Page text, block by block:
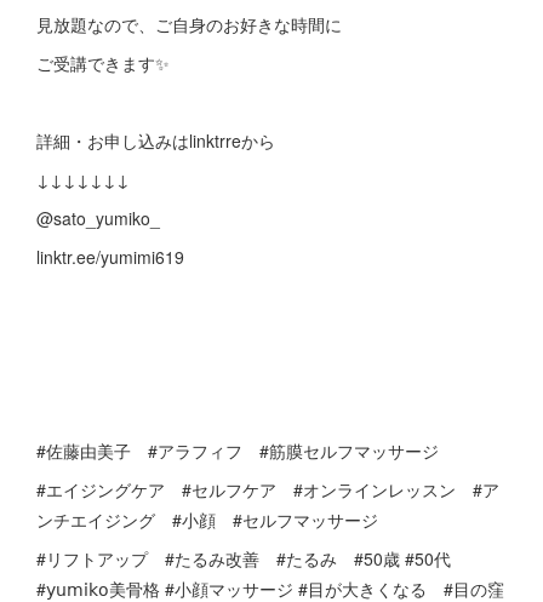
見放題なので、ご自身のお好きな時間に
ご受講できます✨
詳細・お申し込みはlinktrreから
↓↓↓↓↓↓↓
@sato_yumiko_
linktr.ee/yumimi619
#佐藤由美子 #アラフィフ #筋膜セルフマッサージ
#エイジングケア #セルフケア #オンラインレッスン #ア
ンチエイジング #小顔 #セルフマッサージ
#リフトアップ #たるみ改善 #たるみ #50歳 #50代
#𝗒𝗎𝗆𝗂𝗄𝗈美骨格 #小顔マッサージ #目が大きくなる #目の窪